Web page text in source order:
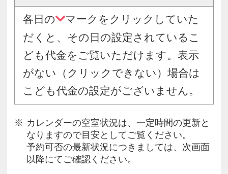
各日の
マークをクリックしていた
だくと、その日の設定されているこ
ども代金をご覧いただけます。表示
がない（クリックできない）場合は
こども代金の設定がございません。
カレンダーの空室状況は、一定時間の更新と
なりますので目安としてご覧ください。
予約可否の最新状況につきましては、次画面
以降にてご確認ください。